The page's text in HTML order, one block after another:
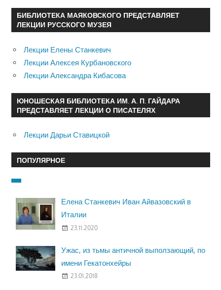
БИБЛИОТЕКА МАЯКОВСКОГО ПРЕДСТАВЛЯЕТ
ЛЕКЦИИ РУССКОГО МУЗЕЯ
Лекции Елены Станкевич
Лекции Алексея Курбановского
Лекции Александра Кибасова
ЮНОШЕСКАЯ БИБЛИОТЕКА ИМ. А. П. ГАЙДАРА
ПРЕДСТАВЛЯЕТ ЛЕКЦИИ О ПИСАТЕЛЯХ
Лекции Дарьи Ставицкой
ПОПУЛЯРНОЕ
Елена Станкевич Иван Айвазовский в
Италии
23.11.2020
Ужас, из тьмы античной выползающий, по
имени Гекатонхейры
23.01.2018